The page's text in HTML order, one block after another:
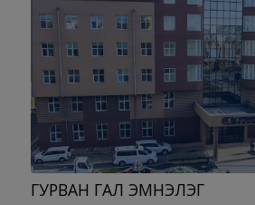
ГУРВАН ГАЛ ЭМНЭЛЭГ